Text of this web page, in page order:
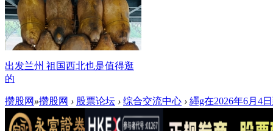
出发兰州 祖国西北也是值得逛
的
攒股网 »攒股网 › 股票论坛 › 综合交流中心 › 纆g在2026年6月4